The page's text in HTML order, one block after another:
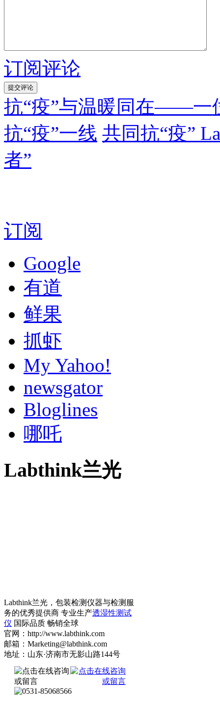
订阅评论
抗“疫”与温暖同在——一
抗“疫”一线 共同抗“疫”
者”
订阅
Google
有道
鲜果
抓虾
My Yahoo!
newsgator
Bloglines
哪吒
Labthink兰光
Labthink兰光，包装检测仪器与检测服
务的优秀提供商 专业生产透湿性测试
仪 国际品质 畅销全球
官网：http://www.labthink.com
邮箱：Marketing@labthink.com
地址：山东·济南市无影山路144号